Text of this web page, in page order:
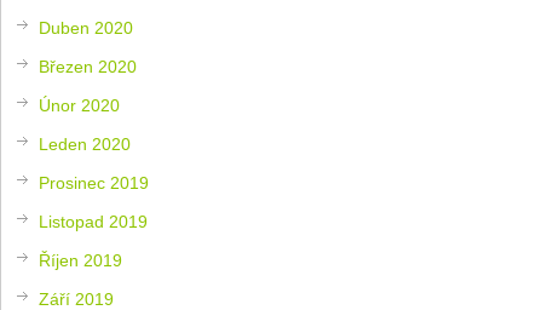
Duben 2020
Březen 2020
Únor 2020
Leden 2020
Prosinec 2019
Listopad 2019
Říjen 2019
Září 2019